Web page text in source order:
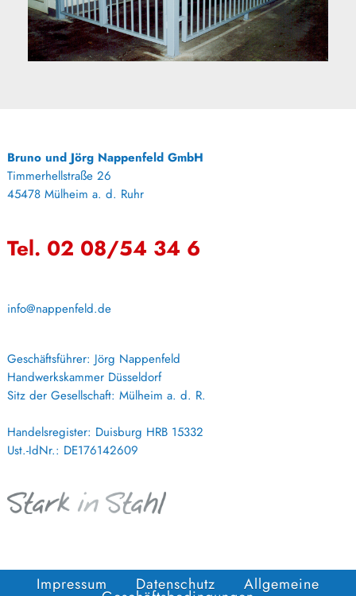
Bruno und Jörg Nappenfeld GmbH
Timmerhellstraße 26
45478 Mülheim a. d. Ruhr
Tel. 02 08/54 34 6
info@nappenfeld.de
Geschäftsführer: Jörg Nappenfeld
Handwerkskammer Düsseldorf
Sitz der Gesellschaft: Mülheim a. d. R.
Handelsregister: Duisburg HRB 15332
Ust.-IdNr.: DE176142609
Impressum Datenschutz Allgemeine